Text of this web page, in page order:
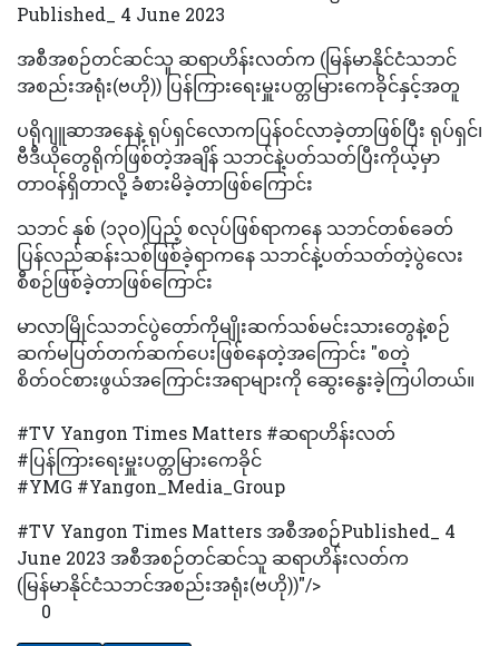
Published_ 4 June 2023
အစီအစဉ်တင်ဆင်သူ ဆရာဟိန်းလတ်က (မြန်မာနိုင်ငံသဘင်
အစည်းအရုံး(ဗဟို)) ပြန်ကြားရေးမှူးပတ္တမြားကေခိုင်နှင့်အတူ
ပရိုဂျူဆာအနေနဲ့ ရုပ်ရှင်လောကပြန်ဝင်လာခဲ့တာဖြစ်ပြီး ရုပ်ရှင်၊
ဗီဒီယိုတွေရိုက်ဖြစ်တဲ့အချိန် သဘင်နဲ့ပတ်သတ်ပြီးကိုယ့်မှာ
တာဝန်ရှိတာလို့ ခံစားမိခဲ့တာဖြစ်ကြောင်း
သဘင် နှစ် (၁၃ဝ)ပြည့် စလုပ်ဖြစ်ရာကနေ သဘင်တစ်ခေတ်
ပြန်လည်ဆန်းသစ်ဖြစ်ခဲ့ရာကနေ သဘင်နဲ့ပတ်သတ်တဲ့ပွဲလေး
စီစဉ်ဖြစ်ခဲ့တာဖြစ်ကြောင်း
မာလာမြိုင်သဘင်ပွဲတော်ကိုမျိုးဆက်သစ်မင်းသားတွေနဲ့စဉ်
ဆက်မပြတ်တက်ဆက်ပေးဖြစ်နေတဲ့အကြောင်း "စတဲ့
စိတ်ဝင်စားဖွယ်အကြောင်းအရာများကို ဆွေးနွေးခဲ့ကြပါတယ်။
#TV Yangon Times Matters #ဆရာဟိန်းလတ်
#ပြန်ကြားရေးမှူးပတ္တမြားကေခိုင်
#YMG #Yangon_Media_Group
#TV Yangon Times Matters အစီအစဉ်Published_ 4
June 2023 အစီအစဉ်တင်ဆင်သူ ဆရာဟိန်းလတ်က
(မြန်မာနိုင်ငံသဘင်အစည်းအရုံး(ဗဟို))"/>
0